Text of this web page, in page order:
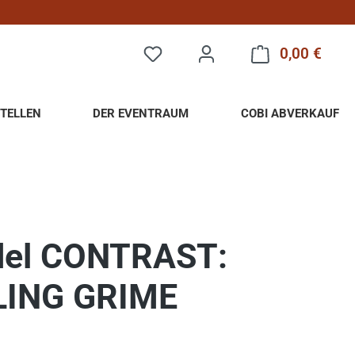
0,00 €
DER EVENTRAUM COBI ABVERKAUF
CONTRAST:
GRIME